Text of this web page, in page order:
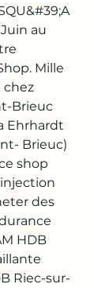
au
Mille
chez
Brieuc
Ehrhardt
Brieuc)
shop
des
HDB
Riec-sur-